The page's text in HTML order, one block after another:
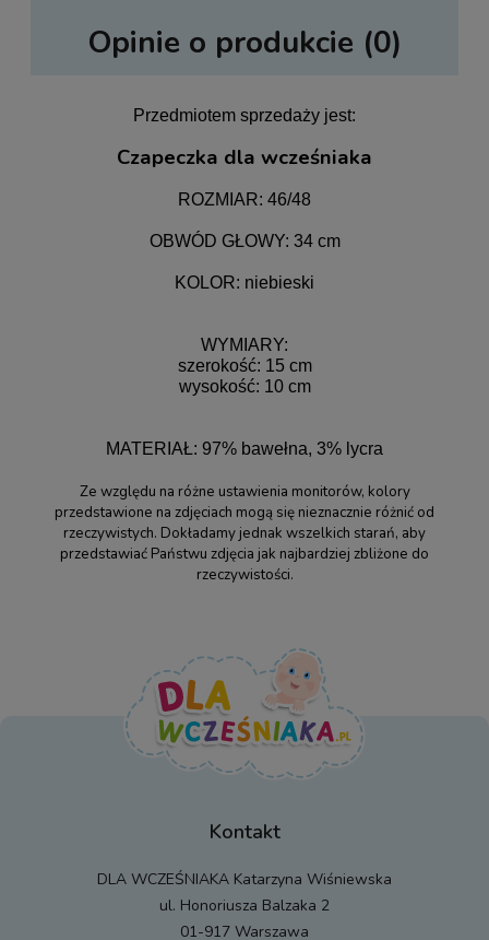
Opinie o produkcie (0)
Przedmiotem sprzedaży jest:
Czapeczka dla wcześniaka
ROZMIAR: 46/48
OBWÓD GŁOWY: 34 cm
KOLOR: niebieski
WYMIARY:
szerokość: 15 cm
wysokość: 10 cm
MATERIAŁ: 97% bawełna, 3% lycra
Ze względu na różne ustawienia monitorów, kolory
przedstawione na zdjęciach mogą się nieznacznie różnić od
rzeczywistych. Dokładamy jednak wszelkich starań, aby
przedstawiać Państwu zdjęcia jak najbardziej zbliżone do
rzeczywistości.
Kontakt
DLA WCZEŚNIAKA Katarzyna Wiśniewska
ul. Honoriusza Balzaka 2
01-917 Warszawa